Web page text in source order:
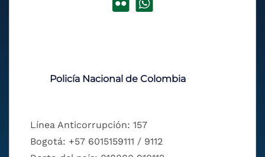
Policía Nacional de Colombia
Línea Anticorrupción: 157
Bogotá: +57 6015159111 / 9112